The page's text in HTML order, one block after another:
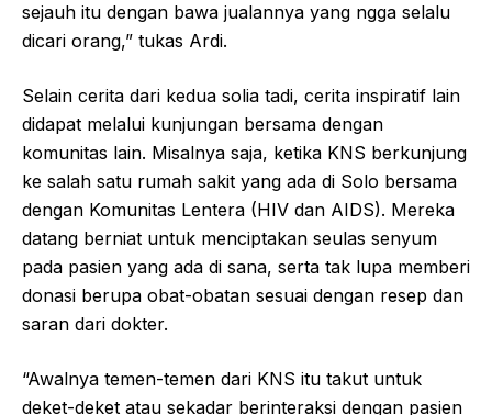
sejauh itu dengan bawa jualannya yang ngga selalu
dicari orang,” tukas Ardi.
Selain cerita dari kedua solia tadi, cerita inspiratif lain
didapat melalui kunjungan bersama dengan
komunitas lain. Misalnya saja, ketika KNS berkunjung
ke salah satu rumah sakit yang ada di Solo bersama
dengan Komunitas Lentera (HIV dan AIDS). Mereka
datang berniat untuk menciptakan seulas senyum
pada pasien yang ada di sana, serta tak lupa memberi
donasi berupa obat-obatan sesuai dengan resep dan
saran dari dokter.
“Awalnya temen-temen dari KNS itu takut untuk
deket-deket atau sekadar berinteraksi dengan pasien